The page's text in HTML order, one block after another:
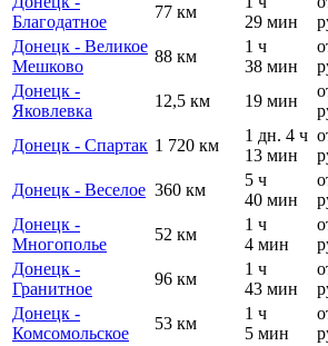
Благодатное
77 км
29 мин
Донецк - Великое
Мешково
88 км
1 ч
38 мин
Донецк -
Яковлевка
12,5 км 19 мин
Донецк - Спартак 1 720 км
1 дн. 4 ч
13 мин
Донецк - Веселое 360 км
5 ч
40 мин
Донецк -
Многополье
52 км
1 ч
4 мин
Донецк -
Гранитное
96 км
1 ч
43 мин
Донецк -
Комсомольское
53 км
1 ч
5 мин